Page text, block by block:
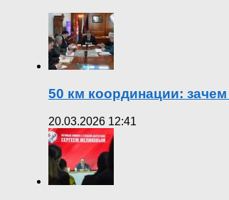
50 км координации:
20.03.2026 12:41